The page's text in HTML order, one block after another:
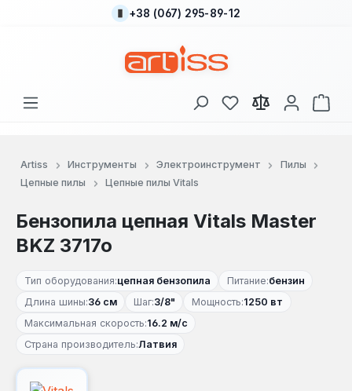
Перейти к основному содержанию
+38 (067) 295-89-12
У вас есть товары
В
Artiss Инструменты Электроинструмент
Пилы
Цепные пилы
Цепные пилы Vitals
Бензопила цепная Vitals Master
BKZ 3717o
Тип оборудования:цепная бензопила Питание:бензин
Длина шины:36 см Шаг:3/8" Мощность:1250 вт
Максимальная скорость:16.2 м/с
Страна производитель:Латвия